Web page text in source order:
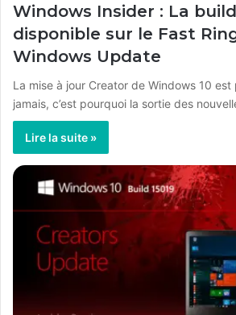
Windows Insider : La build
disponible sur le Fast
Windows Update
La mise à jour Creator de Windows 10
jamais, c’est pourquoi la sortie des
Lire la suite »